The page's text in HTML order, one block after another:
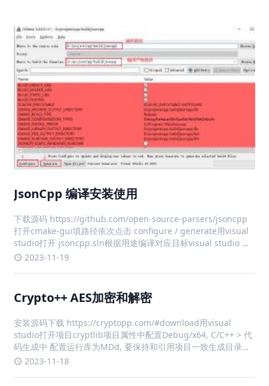
JsonCpp 编译安装使用
下载源码 https://github.com/open-source-parsers/jsoncpp
打开cmake-gui填路径依次点击 configure / generate用visual
studio打开 jsoncpp.sln根据用途编译对应目标visual studio 项
目配置对应头文
2023-11-19
Crypto++ AES加密和解密
安装源码下载 https://cryptopp.com/#download用visual
studio打开项目cryptlib项目属性中配置Debug/x64, C/C++ > 代
码生成中 配置运行库为MDd, 要保持和引用项目一致生成目录
x64\Output\Debug\cryptlib.lib下
2023-11-18